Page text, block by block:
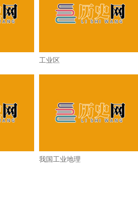
工业区
我国工业地理